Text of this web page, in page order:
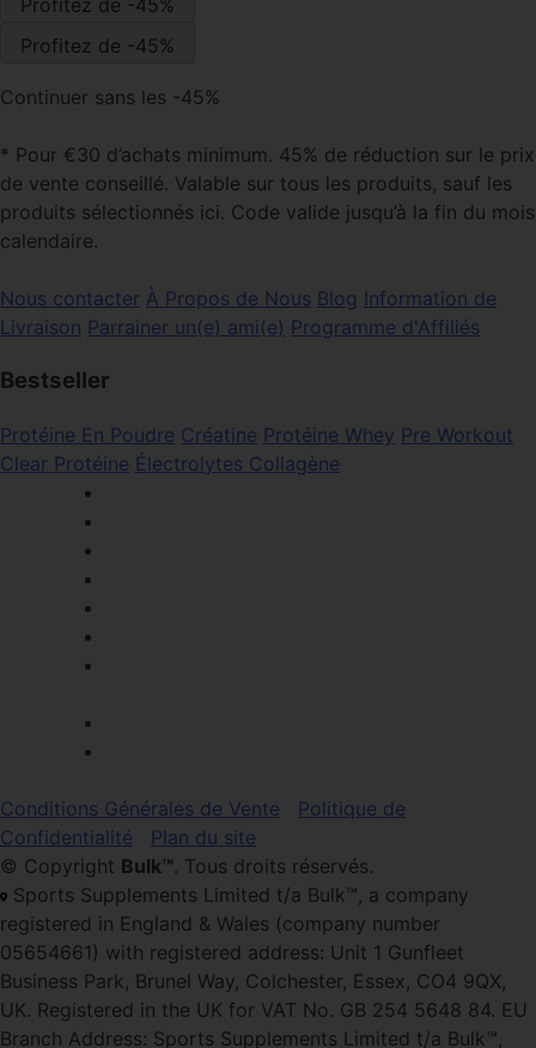
Continuer sans les -45%
* Pour €30 d’achats minimum. 45% de réduction sur le prix
de vente conseillé. Valable sur tous les produits, sauf les
produits sélectionnés ici. Code valide jusqu’à la fin du mois
calendaire.
Nous contacter À Propos de Nous Blog Information de
Livraison Parrainer un(e) ami(e) Programme d'Affiliés
Bestseller
Protéine En Poudre Créatine Protéine Whey Pre Workout
Clear Protéine Électrolytes Collagène
Conditions Générales de Vente
Politique de
Confidentialité
Plan du site
© Copyright Bulk™. Tous droits réservés.
Sports Supplements Limited t/a Bulk™, a company
registered in England & Wales (company number
05654661) with registered address: Unit 1 Gunfleet
Business Park, Brunel Way, Colchester, Essex, CO4 9QX,
UK. Registered in the UK for VAT No. GB 254 5648 84. EU
Branch Address: Sports Supplements Limited t/a Bulk™,